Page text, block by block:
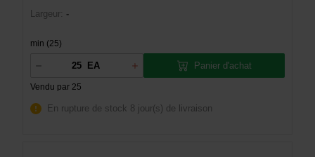
Largeur: -
min (25)
EA
Vendu par 25
Panier d'achat
En rupture de stock 8 jour(s) de livraison